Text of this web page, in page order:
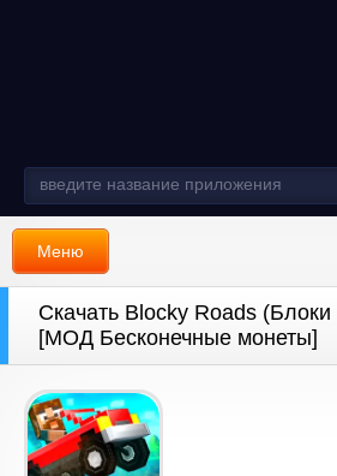
Меню
Скачать Blocky Roads
[МОД Бесконечные монеты]